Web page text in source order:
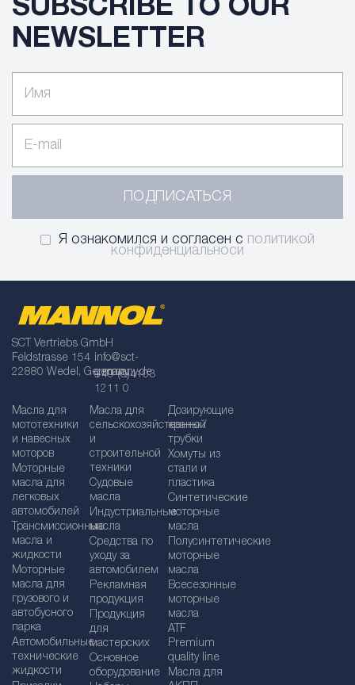
SUBSCRIBE TO OUR
NEWSLETTER
ПОДПИСАТЬСЯ
Я ознакомился и согласен с политикой
конфиденциальноси
SCT Vertriebs GmbH
Feldstrasse 154
22880 Wedel, Germany
info@sct-
germany.de
+49 (0)4103
1211 0
Масла для
мототехники
и навесных
моторов
Моторные
масла для
легковых
автомобилей
Трансмиссионные
масла и
жидкости
Моторные
масла для
грузового и
автобусного
парка
Автомобильные
технические
жидкости
Масла для
сельскохозяйственной
и
строительной
техники
Судовые
масла
Индустриальные
масла
Средства по
уходу за
автомобилем
Рекламная
продукция
Продукция
для
мастерских
Основное
оборудование
Дозирующие
краны /
трубки
Хомуты из
стали и
пластика
Синтетические
моторные
масла
Полусинтетические
моторные
масла
Bсесезонные
моторные
масла
ATF
Premium
quality line
Масла для